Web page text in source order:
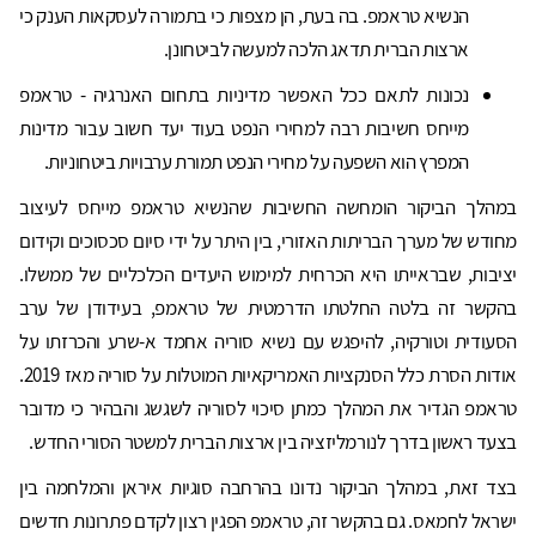
הנשיא טראמפ. בה בעת, הן מצפות כי בתמורה לעסקאות הענק כי
ארצות הברית תדאג הלכה למעשה לביטחונן.
נכונות לתאם ככל האפשר מדיניות בתחום האנרגיה - טראמפ
מייחס חשיבות רבה למחירי הנפט בעוד יעד חשוב עבור מדינות
המפרץ הוא השפעה על מחירי הנפט תמורת ערבויות ביטחוניות.
במהלך הביקור הומחשה החשיבות שהנשיא טראמפ מייחס לעיצוב
מחודש של מערך הבריתות האזורי, בין היתר על ידי סיום סכסוכים וקידום
יציבות, שבראייתו היא הכרחית למימוש היעדים הכלכליים של ממשלו.
בהקשר זה בלטה החלטתו הדרמטית של טראמפ, בעידודן של ערב
הסעודית וטורקיה, להיפגש עם נשיא סוריה אחמד א-שרע והכרזתו על
אודות הסרת כלל הסנקציות האמריקאיות המוטלות על סוריה מאז 2019.
טראמפ הגדיר את המהלך כמתן סיכוי לסוריה לשגשג והבהיר כי מדובר
בצעד ראשון בדרך לנורמליזציה בין ארצות הברית למשטר הסורי החדש.
בצד זאת, במהלך הביקור נדונו בהרחבה סוגיות איראן והמלחמה בין
ישראל לחמאס. גם בהקשר זה, טראמפ הפגין רצון לקדם פתרונות חדשים